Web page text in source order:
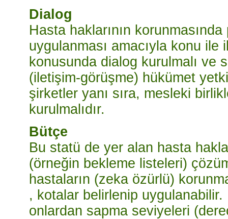
Dialog
Hasta haklarının
uygulanması amacıyla konu
konusunda dialog kurulmalı ve
(iletişim-görüşme) hükümet
şirketler yanı sıra, mesleki
kurulmalıdır.
Bütçe
Bu statü de yer alan hasta
(örneğin bekleme listeleri)
hastaların (zeka özürlü)
, kotalar belirlenip uygulanabilir.
onlardan sapma seviyeleri